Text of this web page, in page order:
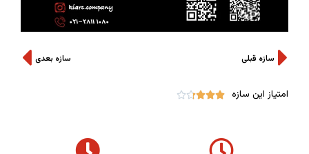
سازه قبلی سازه بعدی
امتیاز این سازه 



